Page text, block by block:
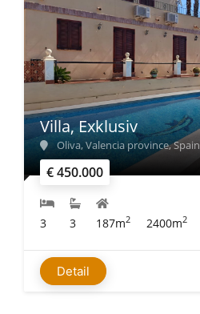
€ 450.000
Villa, Exklusiv
Oliva, Valencia province, Spain
3 3 187m2 2400m2
Detail